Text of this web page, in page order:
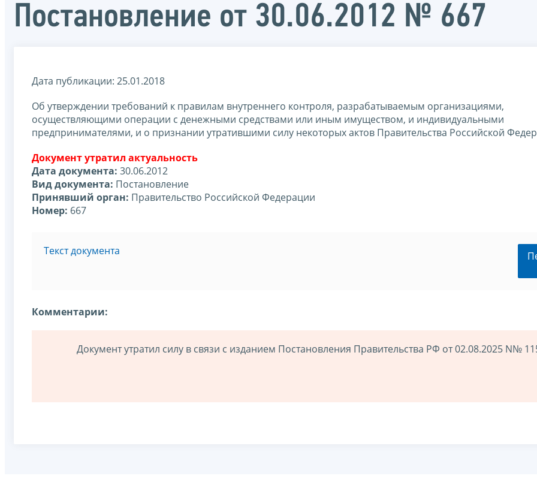
Постановление от 30.06.2012 № 667
Дата публикации: 25.01.2018
Об утверждении требований к правилам внутреннего контроля, разрабатываемым организациями,
осуществляющими операции с денежными средствами или иным имуществом, и индивидуальными
предпринимателями, и о признании утратившими силу некоторых актов Правительства Российской
Документ утратил актуальность
Дата документа: 30.06.2012
Вид документа: Постановление
Принявший орган: Правительство Российской Федерации
Номер: 667
Текст документа
Комментарии:
Документ утратил силу в связи с изданием Постановления Правительства РФ от 02.08.2025 N№